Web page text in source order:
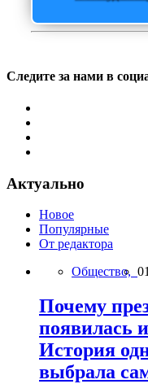
Следите за нами в
Актуально
Новое
Популярные
От редактора
Общество,
Почему
появилась
История
выбрала